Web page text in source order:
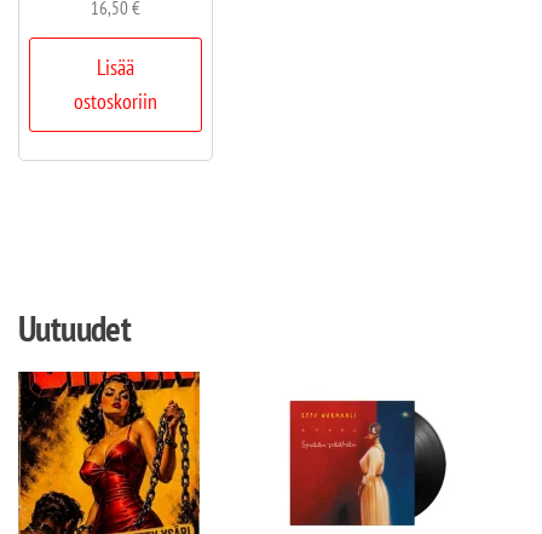
16,50€
Lisää
ostoskoriin
Uutuudet